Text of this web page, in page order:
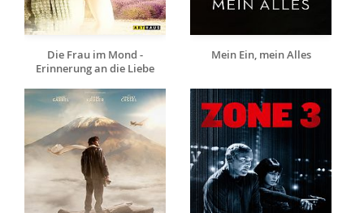
Die Frau im Mond -
Erinnerung an die Liebe
Mein Ein, mein Alles